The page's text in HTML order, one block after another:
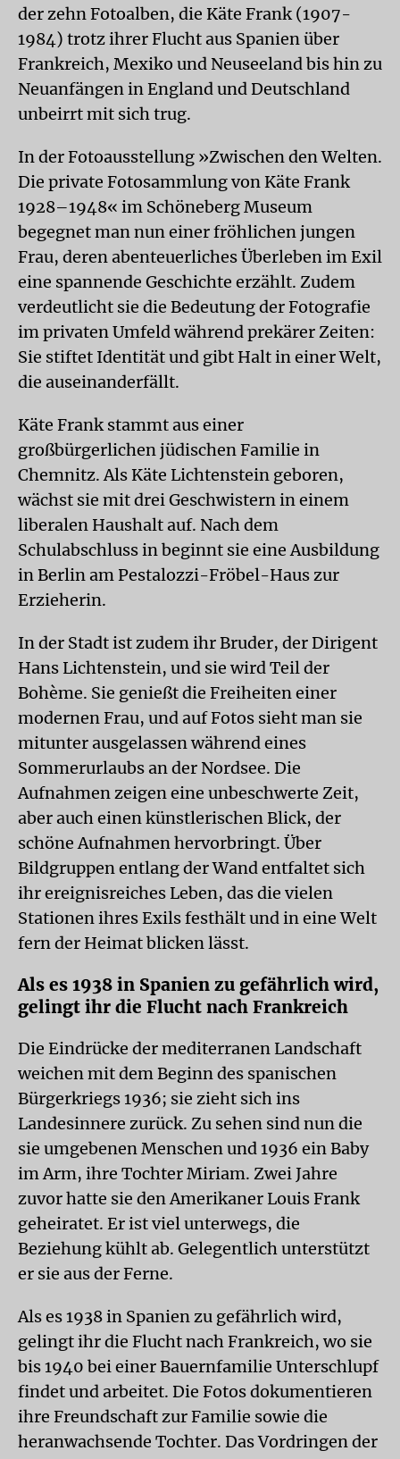
der zehn Fotoalben, die Käte Frank (1907-
1984) trotz ihrer Flucht aus Spanien über
Frankreich, Mexiko und Neuseeland bis hin zu
Neuanfängen in England und Deutschland
unbeirrt mit sich trug.
In der Fotoausstellung »Zwischen den Welten.
Die private Fotosammlung von Käte Frank
1928–1948« im Schöneberg Museum
begegnet man nun einer fröhlichen jungen
Frau, deren abenteuerliches Überleben im Exil
eine spannende Geschichte erzählt. Zudem
verdeutlicht sie die Bedeutung der Fotografie
im privaten Umfeld während prekärer Zeiten:
Sie stiftet Identität und gibt Halt in einer Welt,
die auseinanderfällt.
Käte Frank stammt aus einer
großbürgerlichen jüdischen Familie in
Chemnitz. Als Käte Lichtenstein geboren,
wächst sie mit drei Geschwistern in einem
liberalen Haushalt auf. Nach dem
Schulabschluss in beginnt sie eine Ausbildung
in Berlin am Pestalozzi-Fröbel-Haus zur
Erzieherin.
In der Stadt ist zudem ihr Bruder, der Dirigent
Hans Lichtenstein, und sie wird Teil der
Bohème. Sie genießt die Freiheiten einer
modernen Frau, und auf Fotos sieht man sie
mitunter ausgelassen während eines
Sommerurlaubs an der Nordsee. Die
Aufnahmen zeigen eine unbeschwerte Zeit,
aber auch einen künstlerischen Blick, der
schöne Aufnahmen hervorbringt. Über
Bildgruppen entlang der Wand entfaltet sich
ihr ereignisreiches Leben, das die vielen
Stationen ihres Exils festhält und in eine Welt
fern der Heimat blicken lässt.
Als es 1938 in Spanien zu gefährlich wird,
gelingt ihr die Flucht nach Frankreich
Die Eindrücke der mediterranen Landschaft
weichen mit dem Beginn des spanischen
Bürgerkriegs 1936; sie zieht sich ins
Landesinnere zurück. Zu sehen sind nun die
sie umgebenen Menschen und 1936 ein Baby
im Arm, ihre Tochter Miriam. Zwei Jahre
zuvor hatte sie den Amerikaner Louis Frank
geheiratet. Er ist viel unterwegs, die
Beziehung kühlt ab. Gelegentlich unterstützt
er sie aus der Ferne.
Als es 1938 in Spanien zu gefährlich wird,
gelingt ihr die Flucht nach Frankreich, wo sie
bis 1940 bei einer Bauernfamilie Unterschlupf
findet und arbeitet. Die Fotos dokumentieren
ihre Freundschaft zur Familie sowie die
heranwachsende Tochter. Das Vordringen der